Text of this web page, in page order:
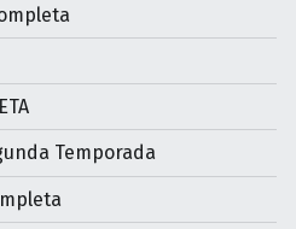
Temporada